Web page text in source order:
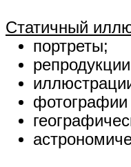
Статичный
портреты;
фотографии